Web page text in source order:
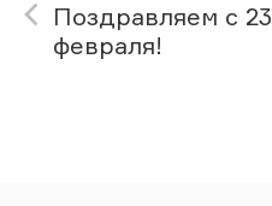
Поздравляем с 23
февраля!